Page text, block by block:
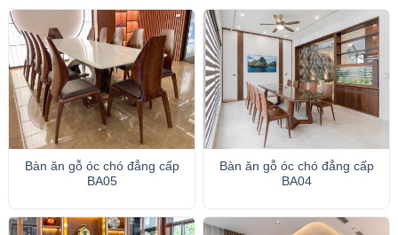
Bàn ăn gỗ óc chó đẳng cấp
BA05
Bàn ăn gỗ óc chó đẳng cấp
BA04